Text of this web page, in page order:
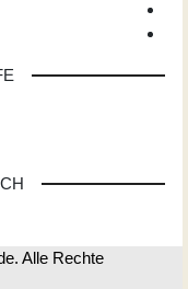
Alle Rechte